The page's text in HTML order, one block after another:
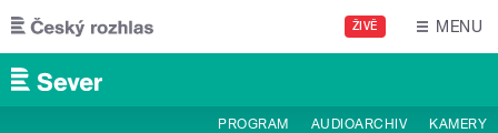
Přejít k hlavnímu obsahu
ŽIVĚ MENU
PROGRAM AUDIOARCHIV KAMERY